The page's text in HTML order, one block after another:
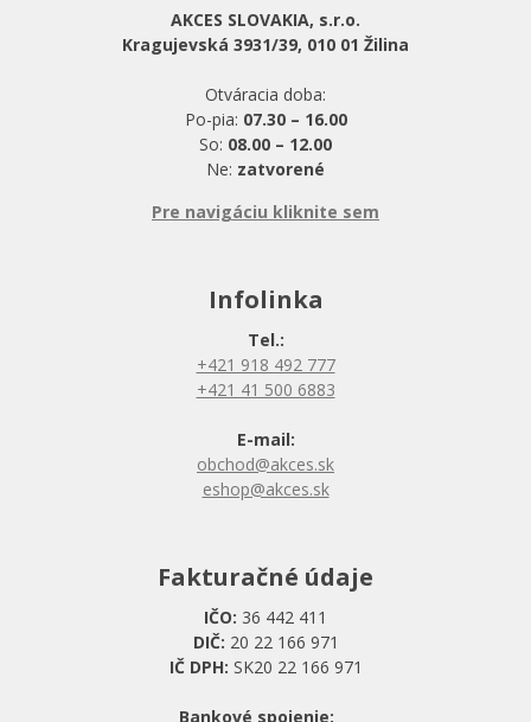
AKCES SLOVAKIA, s.r.o.
Kragujevská 3931/39, 010 01 Žilina
Otváracia doba:
Po-pia: 07.30 – 16.00
So: 08.00 – 12.00
Ne: zatvorené
Pre navigáciu kliknite sem
Infolinka
Tel.:
+421 918 492 777
+421 41 500 6883
E-mail:
obchod@akces.sk
eshop@akces.sk
Fakturačné údaje
IČO: 36 442 411
DIČ: 20 22 166 971
IČ DPH: SK20 22 166 971
Bankové spojenie: